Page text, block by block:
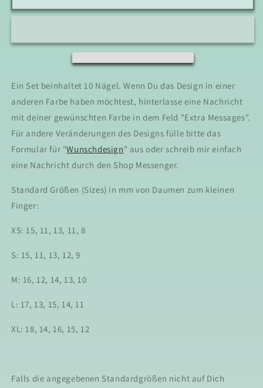
Charming
Stardust
Press
Charming
Stardust
Press
Nails
Ein Set beinhaltet 10 Nägel. Wenn Du das Design in einer
anderen Farbe haben möchtest, hinterlasse eine Nachricht
mit deiner gewünschten Farbe in dem Feld "Extra Messages".
Für andere Veränderungen des Designs fülle bitte das
Formular für "Wunschdesign" aus oder schreib mir einfach
eine Nachricht durch den Shop Messenger.
Standard Größen (Sizes) in mm von Daumen zum kleinen
Finger:
XS: 15, 11, 13, 11, 8
S: 15, 11, 13, 12, 9
M: 16, 12, 14, 13, 10
L: 17, 13, 15, 14, 11
XL: 18, 14, 16, 15, 12
Falls die angegebenen Standardgrößen nicht auf Dich